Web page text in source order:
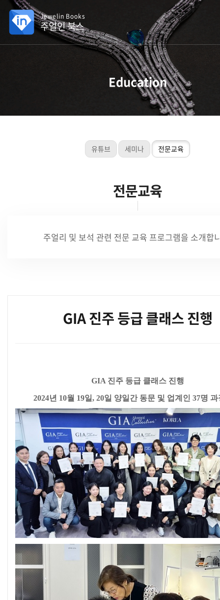
Jewelin Books
주얼인 북스
Education
유튜브 세미나 전문교육
전문교육
주얼리 및 보석 관련 전문 교육 프로그램을 소개합
GIA 진주 등급 클래스 진행
GIA 진주 등급 클래스 진행
2024년 10월 19일, 20일 양일간 동문 및 업계인 37명